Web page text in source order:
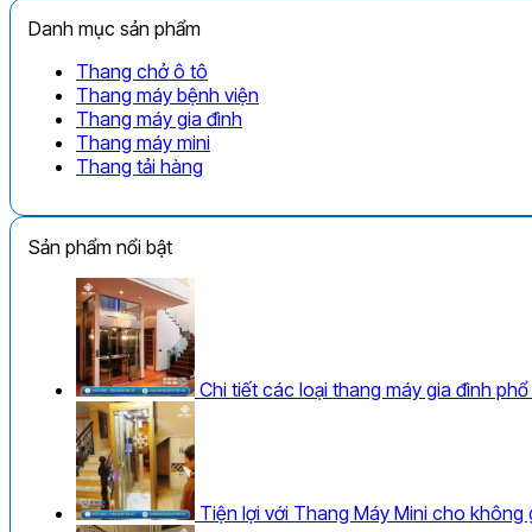
Danh mục sản phẩm
Thang chở ô tô
Thang máy bệnh viện
Thang máy gia đình
Thang máy mini
Thang tải hàng
Sản phẩm nổi bật
Chi tiết các loại thang máy gia đình
Tiện lợi với Thang Máy Mini cho không